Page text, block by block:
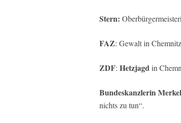
Stern:
FAZ: Gewalt in
ZDF: Hetzjagd in
Bundeskanzlerin Merkel
nichts zu tun“.